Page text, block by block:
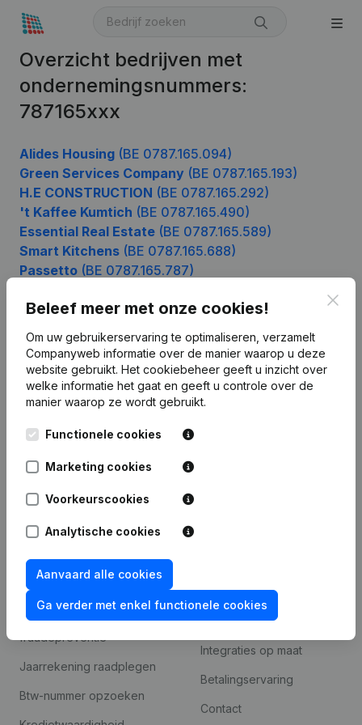
Overzicht bedrijven met
ondernemingsnummers:
787165xxx
Alides Housing (BE 0787.165.094)
Green Services Company (BE 0787.165.193)
H.E CONSTRUCTION (BE 0787.165.292)
't Kaffee Kumtich (BE 0787.165.490)
Essential Real Estate (BE 0787.165.589)
Smart Kitchens (BE 0787.165.688)
Passetto (BE 0787.165.787)
Beleef meer met onze cookies!
Om uw gebruikerservaring te optimaliseren, verzamelt
Companyweb informatie over de manier waarop u deze
website gebruikt. Het cookiebeheer geeft u inzicht over
welke informatie het gaat en geeft u controle over de
manier waarop ze wordt gebruikt.
Functionele cookies
Marketing cookies
Voorkeurscookies
Analytische cookies
Aanvaard alle cookies
Ga verder met enkel functionele cookies
Kantorenpark Everest
248D,
Product
Bedrijfsinformatie
Spotlight
Compliance &
fraudepreventie
Jaarrekening raadplegen
Btw-nummer opzoeken
Platform
Integraties
Integraties op maat
Betalingservaring
Contact